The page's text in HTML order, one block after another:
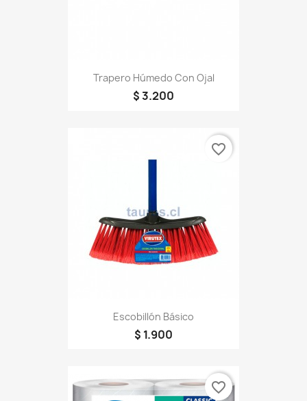
Trapero Húmedo Con Ojal
$ 3.200
Escobillón Básico
$ 1.900
favorite_border
favorite_border